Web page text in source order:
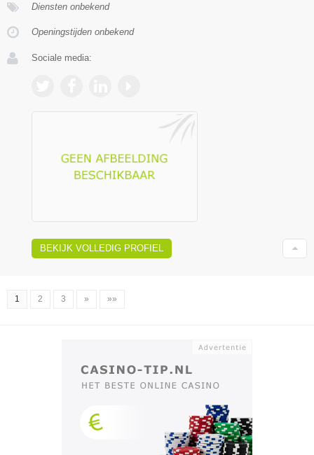
Diensten onbekend
Openingstijden onbekend
Sociale media:
BEKIJK VOLLEDIG PROFIEL
1 2 3 » »»